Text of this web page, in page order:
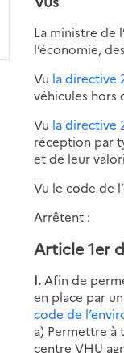
La ministre de
l’économie,
Vu la directive
véhicules hors
Vu la directive
réception par
et de leur
Vu le code de
Arrêtent :
Article 1er
I. Afin de
en place par
code de
a) Permettre à
centre VHU